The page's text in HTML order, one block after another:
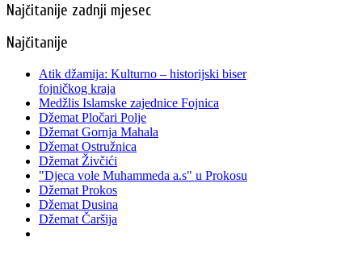
Najčitanije zadnji mjesec
Najčitanije
Atik džamija: Kulturno – historijski biser
fojničkog kraja
Medžlis Islamske zajednice Fojnica
Džemat Pločari Polje
Džemat Gornja Mahala
Džemat Ostružnica
Džemat Živčići
"Djeca vole Muhammeda a.s" u Prokosu
Džemat Prokos
Džemat Dusina
Džemat Čaršija